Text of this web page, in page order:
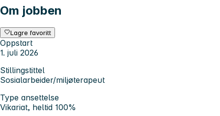
Om jobben
Lagre favoritt
Oppstart
1. juli 2026
Stillingstittel
Sosialarbeider/miljøterapeut
Type ansettelse
Vikariat, heltid 100%